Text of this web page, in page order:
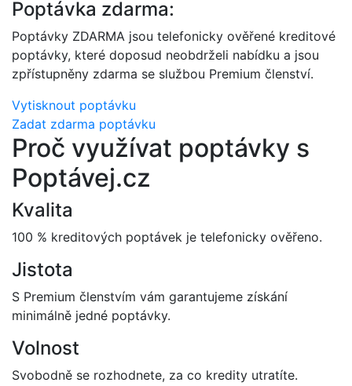
Poptávka zdarma:
Poptávky ZDARMA jsou telefonicky ověřené kreditové
poptávky, které doposud neobdrželi nabídku a jsou
zpřístupněny zdarma se službou Premium členství.
Vytisknout poptávku
Zadat zdarma poptávku
Proč využívat poptávky s
Poptávej.cz
Kvalita
100 % kreditových poptávek je telefonicky ověřeno.
Jistota
S Premium členstvím vám garantujeme získání
minimálně jedné poptávky.
Volnost
Svobodně se rozhodnete, za co kredity utratíte.